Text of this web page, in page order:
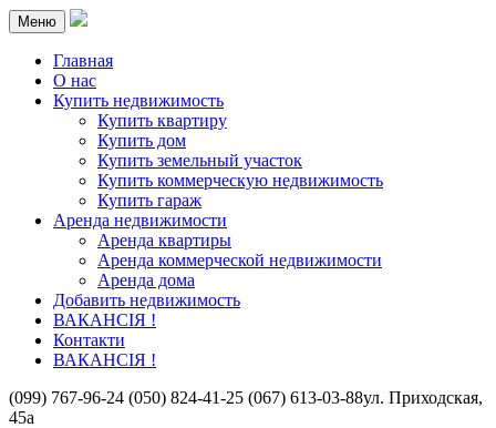
Меню
Главная
О нас
Купить недвижимость
Купить квартиру
Купить дом
Купить земельный участок
Купить коммерческую недвижимость
Купить гараж
Аренда недвижимости
Аренда квартиры
Аренда коммерческой недвижимости
Аренда дома
Добавить недвижимость
ВАКАНСІЯ !
Контакти
ВАКАНСІЯ !
(099) 767-96-24 (050) 824-41-25 (067) 613-03-88ул. Приходская,
45а